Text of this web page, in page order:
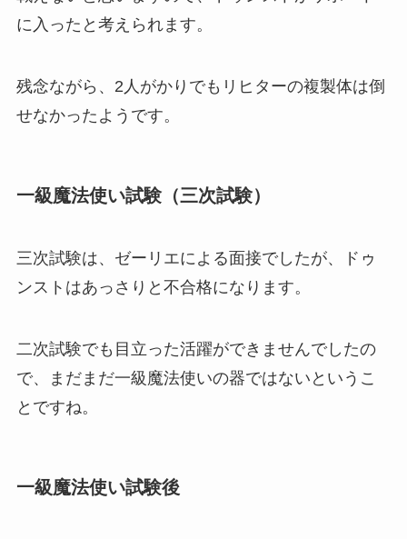
に入ったと考えられます。
残念ながら、2人がかりでもリヒターの複製体は倒
せなかったようです。
一級魔法使い試験（三次試験）
三次試験は、ゼーリエによる面接でしたが、ドゥ
ンストはあっさりと不合格になります。
二次試験でも目立った活躍ができませんでしたの
で、まだまだ一級魔法使いの器ではないというこ
とですね。
一級魔法使い試験後